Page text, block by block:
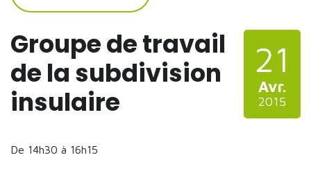
Groupe de travail
de la subdivision
insulaire
De 14h30 à 16h15
21
Avr.
2015